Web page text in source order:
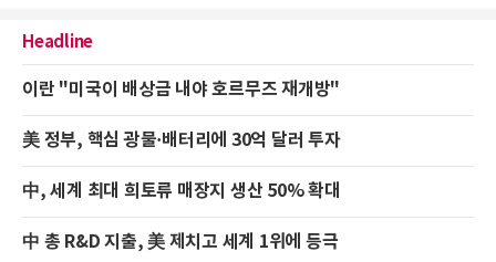
Headline
이란 "미국이 배상금 내야 호르무즈 재개방"
美 정부, 핵심 광물·배터리에 30억 달러 투자
中, 세계 최대 희토류 매장지 생산 50% 확대
中 총 R&D 지출, 美 제치고 세계 1위에 등극